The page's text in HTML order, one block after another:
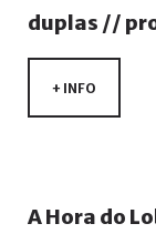
duplas //
+ INFO
AHora do